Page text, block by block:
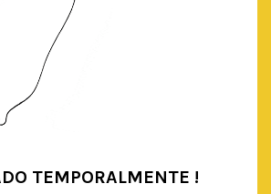
TEMPORALMENTE !